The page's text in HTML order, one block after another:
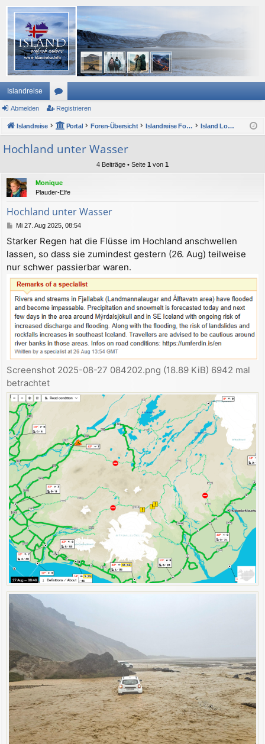
Islandreise
or
en
Abmelden Registrieren
Islandreise Portal Foren-Übersicht Islandreise Forum Island Lounge und ForumsForum
Hochland unter Wasser
4 Beiträge • Seite 1 von 1
Monique
Plauder-Elfe
Hochland unter Wasser
B
i
t
a
g
Mi 27. Aug 2025, 08:54
Starker Regen hat die Flüsse im Hochland anschwellen
lassen, so dass sie zumindest gestern (26. Aug) teilweise
nur schwer passierbar waren.
Screenshot 2025-08-27 084202.png (18.89 KiB) 6942 mal
betrachtet